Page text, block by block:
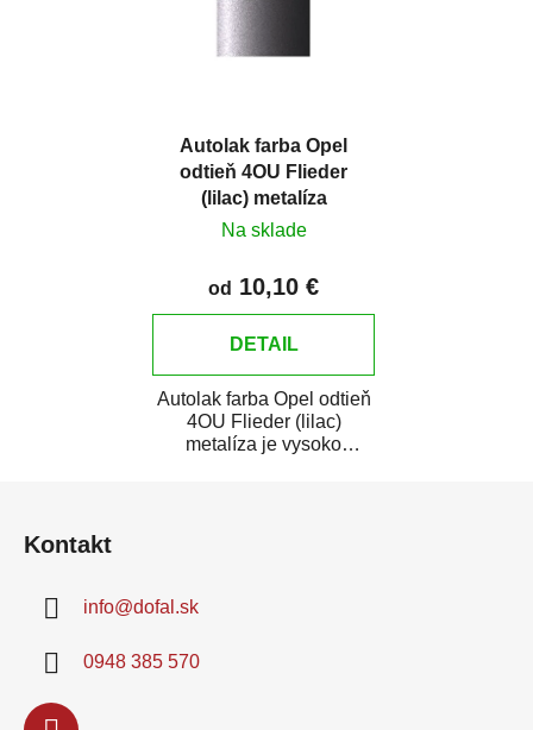
Autolak farba Opel
odtieň 4OU Flieder
(lilac) metalíza
Na sklade
od 10,10 €
DETAIL
Autolak farba Opel odtieň
4OU Flieder (lilac)
metalíza je vysoko
Kontakt
info@dofal.sk
0948 385 570